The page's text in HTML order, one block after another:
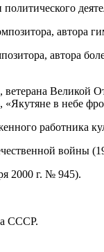
автора
автора более
Великой
в небе
работника
войны
2000 г. № 945).
СССР.